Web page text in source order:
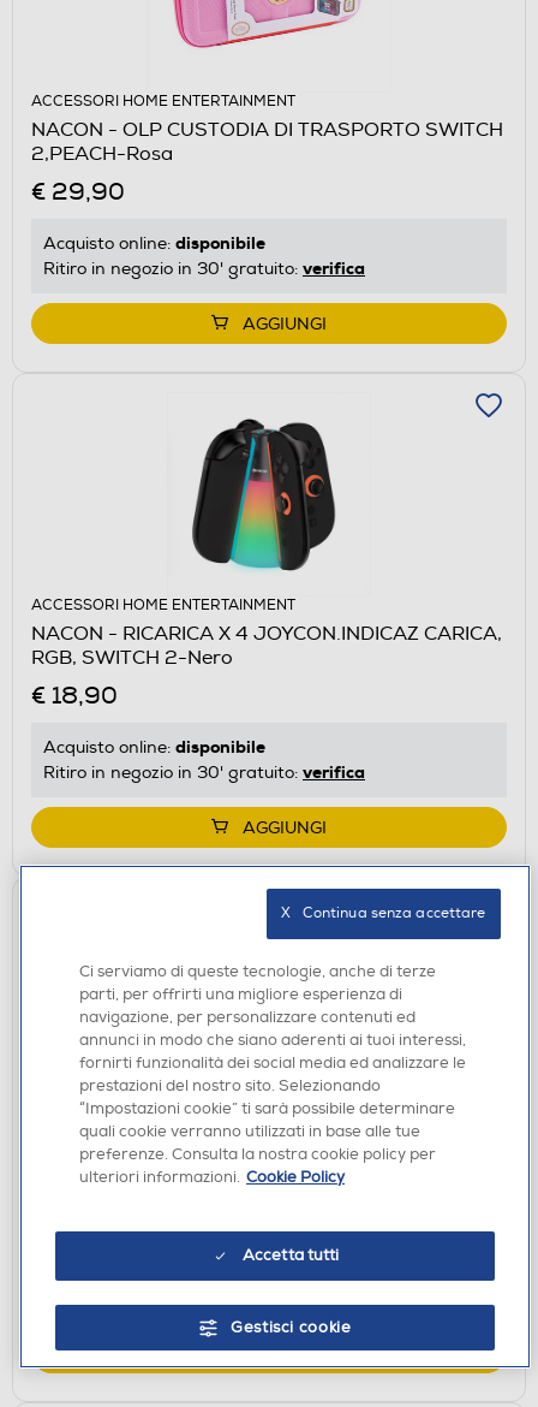
ACCESSORI HOME ENTERTAINMENT
NACON - OLP CUSTODIA DI TRASPORTO SWITCH
2,PEACH-Rosa
€ 29,90
Acquisto online: disponibile
Ritiro in negozio in 30' gratuito: verifica
AGGIUNGI
ACCESSORI HOME ENTERTAINMENT
NACON - RICARICA X 4 JOYCON.INDICAZ CARICA,
RGB, SWITCH 2-Nero
€ 18,90
Acquisto online: disponibile
Ritiro in negozio in 30' gratuito: verifica
AGGIUNGI
ACCESSORI HOME ENTERTAINMENT
NACON - NACON PS4 LIGHT PAD GREEN-
TRASPARENTE GREEN
€ 41,99consigliato
AGGIUNGI
Ci serviamo di queste tecnologie, anche di terze
parti, per offrirti una migliore esperienza di
navigazione, per personalizzare contenuti ed
annunci in modo che siano aderenti ai tuoi interessi,
fornirti funzionalità dei social media ed analizzare le
prestazioni del nostro sito. Selezionando
“Impostazioni cookie” ti sarà possibile determinare
quali cookie verranno utilizzati in base alle tue
preferenze. Consulta la nostra cookie policy per
ulteriori informazioni. Cookie Policy
Accetta tutti
Gestisci cookie
X   Continua senza accettare